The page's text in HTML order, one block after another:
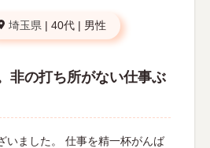
埼玉県 | 40代 | 男性
非の打ち所がない仕事ぶ
いました。 仕事を精一杯がんば